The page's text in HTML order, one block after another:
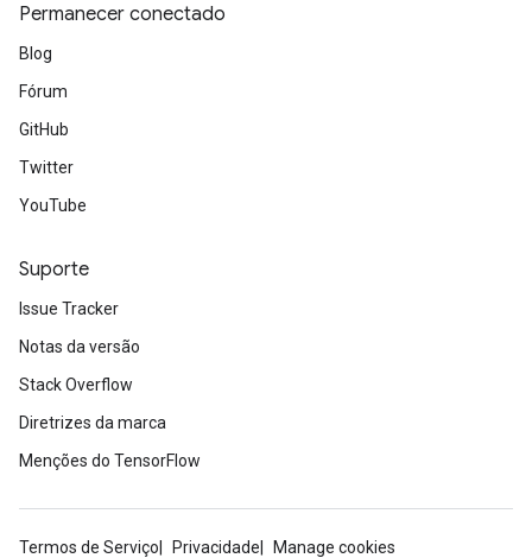
Permanecer conectado
Blog
Fórum
GitHub
Twitter
YouTube
Suporte
Issue Tracker
Notas da versão
Stack Overflow
Diretrizes da marca
Menções do TensorFlow
Termos de Serviço Privacidade
Manage cookies